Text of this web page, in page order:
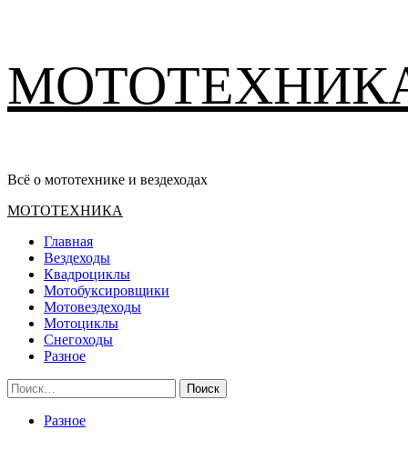
содержимому
Всё о мототехнике и вездеходах
Основное
МОТОТЕХНИКА
Главная
Вездеходы
Квадроциклы
Мотобуксировщики
Мотовездеходы
Мотоциклы
Снегоходы
Разное
Найти:
Разное